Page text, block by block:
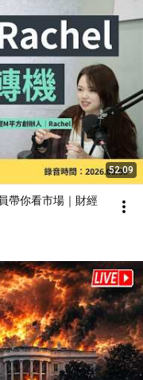
52:09
帶你看市場｜財經